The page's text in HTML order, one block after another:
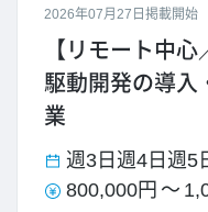
2026年07月27日掲載開始
【リモート中
駆動開発の導入
業
週3日 週4日 週5
800,000円 ～